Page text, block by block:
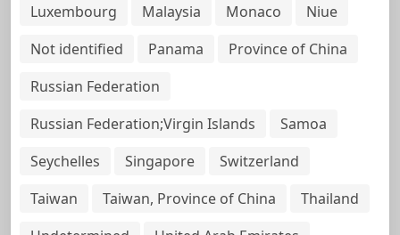
Luxembourg
Malaysia Monaco
Niue
Not identified
Panama
Province of China
Russian Federation
Russian Federation;Virgin Islands
Samoa
Seychelles
Singapore
Switzerland
Taiwan
Taiwan, Province of China
Thailand